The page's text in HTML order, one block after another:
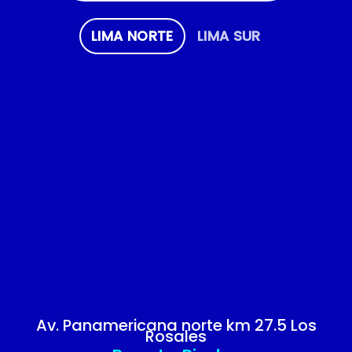
LIMA NORTE LIMA SUR
Av. Panamericana norte km 27.5 Los
Rosales